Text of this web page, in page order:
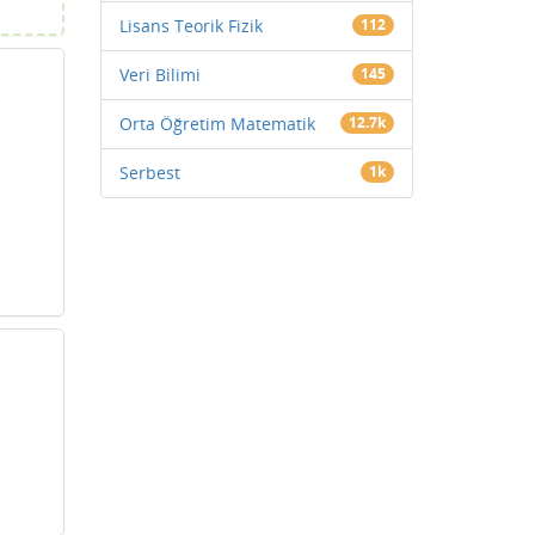
Lisans Teorik Fizik 112
Veri Bilimi 145
Orta Öğretim Matematik 12.7k
Serbest 1k